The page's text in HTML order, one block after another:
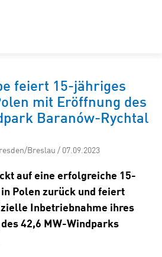
feiert 15-jähriges
mit Eröffnung des
Baranów-Rychtal
Breslau / 07.09.2023
auf eine erfolgreiche 15-
Polen zurück und feiert
Inbetriebnahme ihres
42,6 MW-Windparks